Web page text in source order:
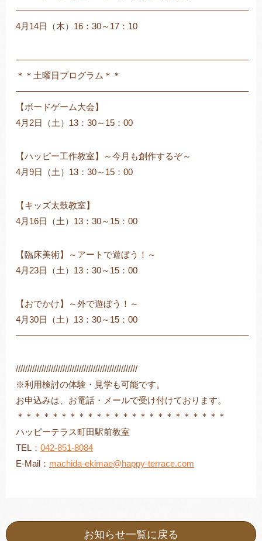
——————————————————————————–
4月14日（木）16：30～17：10
——————————————————————————–
＊＊土曜日プログラム＊＊
——————————————————————————–
【ボードゲーム大会】
4月2日（土）13：30～15：00
【ハッピー工作教室】～今月も創作するぞ～
4月9日（土）13：30～15：00
【キッズ太鼓教室】
4月16日（土）13：30～15：00
【臨床美術】～アートで遊ぼう！～
4月23日（土）13：30～15：00
【おでかけ】～外で遊ぼう！～
4月30日（土）13：30～15：00
——————————————————————————–
////////////////////////////////////////////////////
※利用検討の体験・見学も可能です。
お申込みは、お電話・メールで受け付けております。
＊＊＊＊＊＊＊＊＊＊＊＊＊＊＊＊＊＊＊＊＊＊＊＊
ハッピーテラス町田駅前教室
TEL： 042-851-8084
E-Mail： machida-ekimae@happy-terrace.com
お知らせ一覧に戻る